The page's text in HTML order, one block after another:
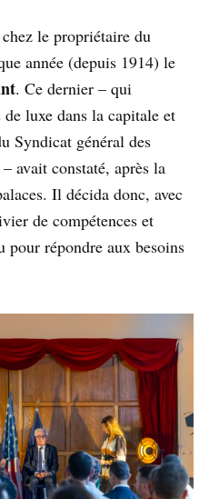
le propriétaire du
année (depuis 1914) le
. Ce dernier – qui
de luxe dans la capitale et
Syndicat général des
avait constaté, après la
Il décida donc, avec
de compétences et
pour répondre aux besoins